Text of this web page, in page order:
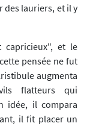
des lauriers, et il y
capricieux", et le
pensée ne fut
augmenta
flatteurs qui
idée, il compara
il fit placer un